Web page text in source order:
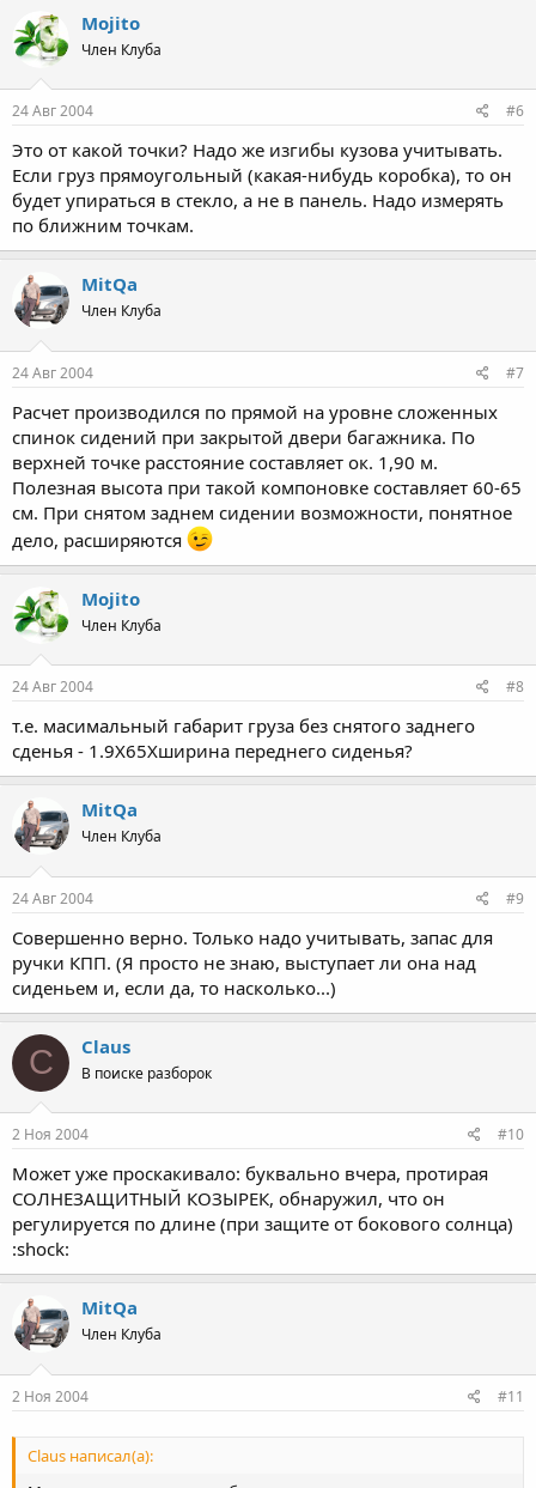
Mojito
Член Клуба
24 Авг 2004 #6
Это от какой точки? Надо же изгибы кузова учитывать.
Если груз прямоугольный (какая-нибудь коробка), то он
будет упираться в стекло, а не в панель. Надо измерять
по ближним точкам.
MitQa
Член Клуба
24 Авг 2004 #7
Расчет производился по прямой на уровне сложенных
спинок сидений при закрытой двери багажника. По
верхней точке расстояние составляет ок. 1,90 м.
Полезная высота при такой компоновке составляет 60-65
см. При снятом заднем сидении возможности, понятное
дело, расширяются
Mojito
Член Клуба
24 Авг 2004 #8
т.е. масимальный габарит груза без снятого заднего
сденья - 1.9Х65Хширина переднего сиденья?
MitQa
Член Клуба
24 Авг 2004 #9
Совершенно верно. Только надо учитывать, запас для
ручки КПП. (Я просто не знаю, выступает ли она над
сиденьем и, если да, то насколько...)
C Claus
В поиске разборок
2 Ноя 2004 #10
Может уже проскакивало: буквально вчера, протирая
СОЛНЕЗАЩИТНЫЙ КОЗЫРЕК, обнаружил, что он
регулируется по длине (при защите от бокового солнца)
:shock:
MitQa
Член Клуба
2 Ноя 2004 #11
Claus написал(а):